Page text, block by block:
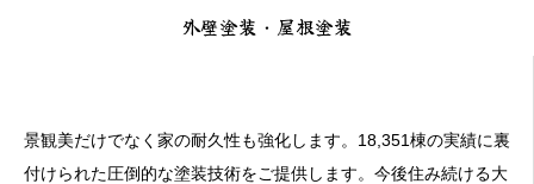
外壁塗装・屋根塗装
景観美だけでなく家の耐久性も強化します。18,351棟の実績に裏
付けられた圧倒的な塗装技術をご提供します。今後住み続ける大